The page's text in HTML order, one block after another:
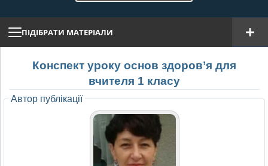
ПІДІБРАТИ МАТЕРІАЛИ
Конспект уроку основ здоров’я для
вчителя 1 класу
Автор публікації